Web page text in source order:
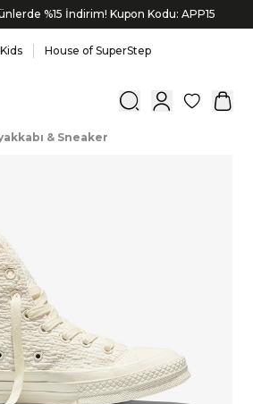
%15 İndirim! Kupon Kodu: APP15
House of SuperStep
0
& Sneaker